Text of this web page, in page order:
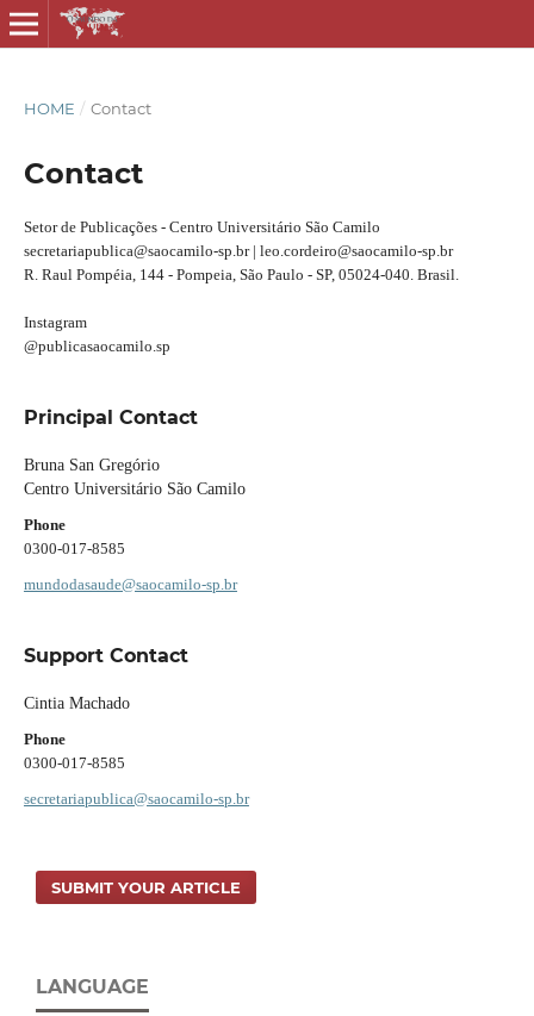
HOME / Contact
Contact
Setor de Publicações - Centro Universitário São Camilo
secretariapublica@saocamilo-sp.br | leo.cordeiro@saocamilo-sp.br
R. Raul Pompéia, 144 - Pompeia, São Paulo - SP, 05024-040. Brasil.
Instagram
@publicasaocamilo.sp
Principal Contact
Bruna San Gregório
Centro Universitário São Camilo
Phone
0300-017-8585
mundodasaude@saocamilo-sp.br
Support Contact
Cintia Machado
Phone
0300-017-8585
secretariapublica@saocamilo-sp.br
SUBMIT YOUR ARTICLE
LANGUAGE